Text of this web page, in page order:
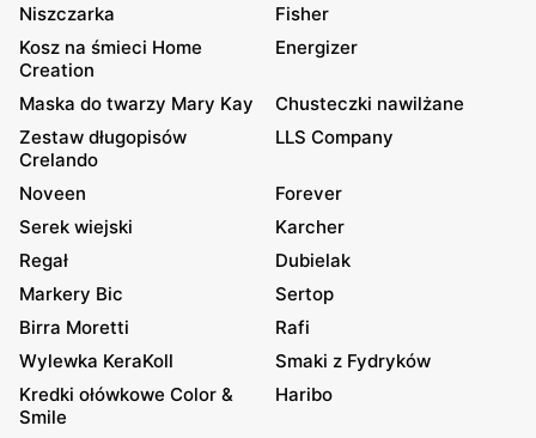
Niszczarka
Fisher
Kosz na śmieci Home
Creation
Energizer
Maska do twarzy Mary Kay
Chusteczki nawilżane
Zestaw długopisów
Crelando
LLS Company
Noveen
Forever
Serek wiejski
Karcher
Regał
Dubielak
Markery Bic
Sertop
Birra Moretti
Rafi
Wylewka KeraKoll
Smaki z Fydryków
Kredki ołówkowe Color &
Smile
Haribo